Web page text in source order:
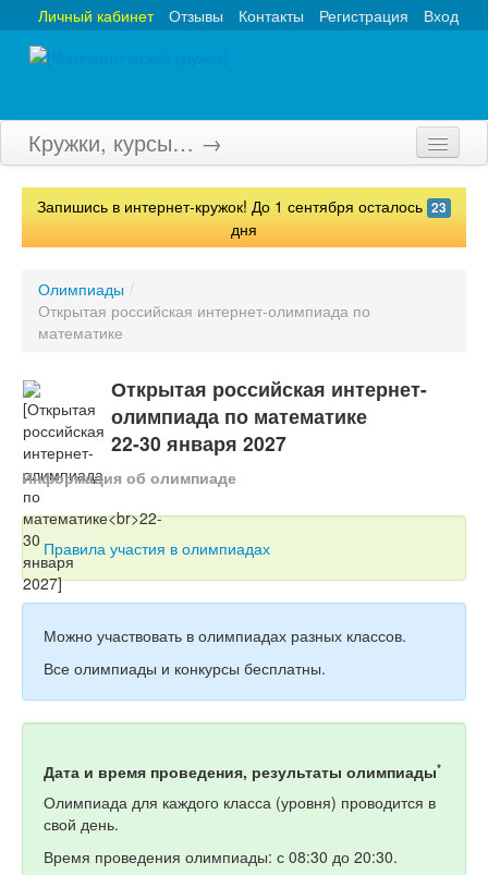
Вход
Регистрация
Контакты
Отзывы
Личный кабинет
Кружки, курсы… →
Главная
Олимпиады
Конкурсы
Вебинары
Тесты
Игры
Запишись в интернет-кружок! До 1 сентября осталось 23
дня
Олимпиады /
Открытая российская интернет-олимпиада по
математике
Открытая российская интернет-
олимпиада по математике
22-30 января 2027
Информация об олимпиаде
Правила участия в олимпиадах
Можно участвовать в олимпиадах разных классов.
Все олимпиады и конкурсы бесплатны.
Дата и время проведения, результаты олимпиады*
Олимпиада для каждого класса (уровня) проводится в
свой день.
Время проведения олимпиады: с 08:30 до 20:30.